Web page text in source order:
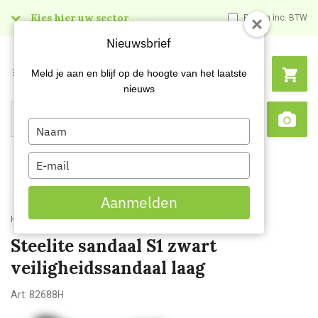
Kies hier uw sector Prijzen inc. BTW
Search
Menu
Home Steelite sandaal S1 zwart veiligheidssandaal laag
Steelite sandaal S1 zwart
veiligheidssandaal laag
Art: 82688H
Nieuwsbrief
Meld je aan en blijf op de hoogte van het laatste
nieuws
Type
your
name
Type
your
email
Aanmelden